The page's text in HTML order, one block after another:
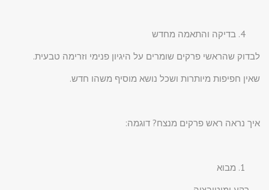
בדיקה והתאמה מחדש
לבדוק שהראשי פרקים שומרים על היגיון פנימי וזרימה טבעית.
שאין חפיפות מיותרות ושכל נושא מוסיף משהו חדש.
איך נראה ראש פרקים מנצח? דוגמה:
מבוא